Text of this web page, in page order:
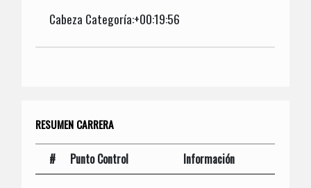
Cabeza Categoría:+00:19:56
RESUMEN CARRERA
# Punto Control Información